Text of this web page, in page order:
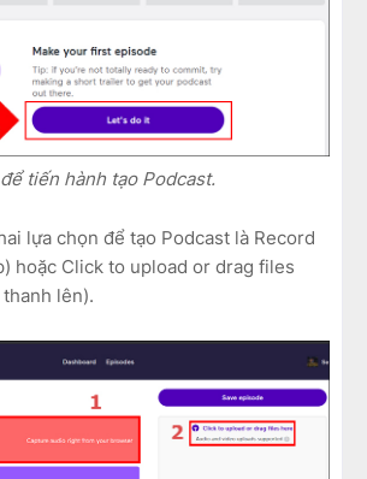
tiến hành tạo Podcast.
lựa chọn để tạo Podcast là Record
hoặc Click to upload or drag files
lên).